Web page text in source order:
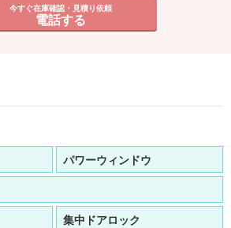
今すぐ在庫確認・見積り依頼
電話する
パワーウィンドウ
集中ドアロック